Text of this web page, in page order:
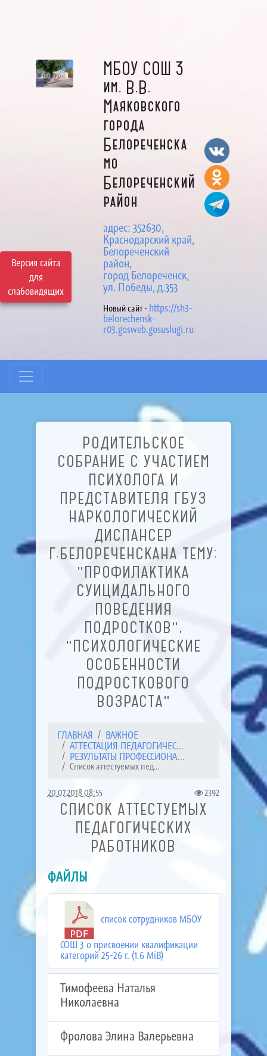
Версия сайта
для
слабовидящих
МБОУ СОШ 3
им. В.В.
Маяковского
города
Белореченска
мо
Белореченский
район
адрес: 352630,
Краснодарский край,
Белореченский
район,
город Белореченск,
ул. Победы, д.353
Новый сайт - https://sh3-
belorechensk-
r03.gosweb.gosuslugi.ru
РОДИТЕЛЬСКОЕ
СОБРАНИЕ С УЧАСТИЕМ
ПСИХОЛОГА И
ПРЕДСТАВИТЕЛЯ ГБУЗ
НАРКОЛОГИЧЕСКИЙ
ДИСПАНСЕР
Г.БЕЛОРЕЧЕНСКАНА ТЕМУ:
"ПРОФИЛАКТИКА
СУИЦИДАЛЬНОГО
ПОВЕДЕНИЯ
ПОДРОСТКОВ",
"ПСИХОЛОГИЧЕСКИЕ
ОСОБЕННОСТИ
ПОДРОСТКОВОГО
ВОЗРАСТА"
ГЛАВНАЯ
ВАЖНОЕ
АТТЕСТАЦИЯ ПЕДАГОГИЧЕС...
РЕЗУЛЬТАТЫ ПРОФЕССИОНА...
Список аттестуемых пед...
20.07.2018 08:55 2392
СПИСОК АТТЕСТУЕМЫХ
ПЕДАГОГИЧЕСКИХ
РАБОТНИКОВ
ФАЙЛЫ
список сотрудников МБОУ
СОШ 3 о присвоении квалификации
категорий 25-26 г. (1.6 MiB)
Тимофеева Наталья
Николаевна
Фролова Элина Валерьевна